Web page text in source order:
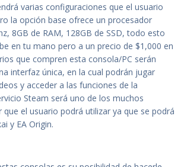
varias configuraciones que el usuario
la opción base ofrece un procesador
8GB de RAM, 128GB de SSD, todo esto
en tu mano pero a un precio de $1,000 en
que compren esta consola/PC serán
interfaz única, en la cual podrán jugar
y acceder a las funciones de la
Steam será uno de los muchos
que el usuario podrá utilizar ya que se podrá
y EA Origin.